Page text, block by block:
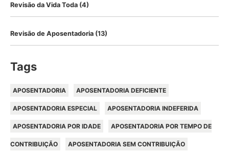
Revisão da Vida Toda (4)
Revisão de Aposentadoria (13)
Tags
APOSENTADORIA APOSENTADORIA DEFICIENTE
APOSENTADORIA ESPECIAL APOSENTADORIA INDEFERIDA
APOSENTADORIA POR IDADE APOSENTADORIA POR TEMPO DE
CONTRIBUIÇÃO APOSENTADORIA SEM CONTRIBUIÇÃO